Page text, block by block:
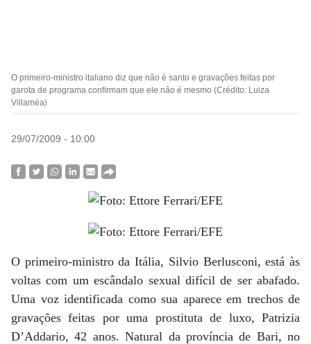
O primeiro-ministro italiano diz que não é santo e gravações feitas por
garota de programa confirmam que ele não é mesmo (Crédito: Luiza
Villaméa)
29/07/2009 - 10:00
O primeiro-ministro da Itália, Silvio Berlusconi, está às
voltas com um escândalo sexual difícil de ser abafado.
Uma voz identificada como sua aparece em trechos de
gravações feitas por uma prostituta de luxo, Patrizia
D’Addario, 42 anos. Natural da província de Bari, no